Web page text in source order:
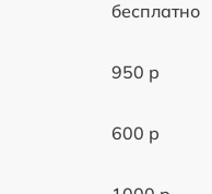
бесплатно
950 р
600 р